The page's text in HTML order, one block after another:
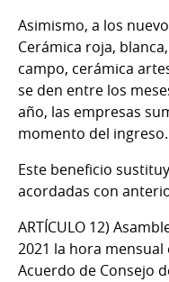
Asimismo, a los
Cerámica roja,
campo, cerámica
se den entre los
año, las empresas
momento del ingreso.
Este beneficio
acordadas con
ARTÍCULO 12)
2021 la hora
Acuerdo de Consejo